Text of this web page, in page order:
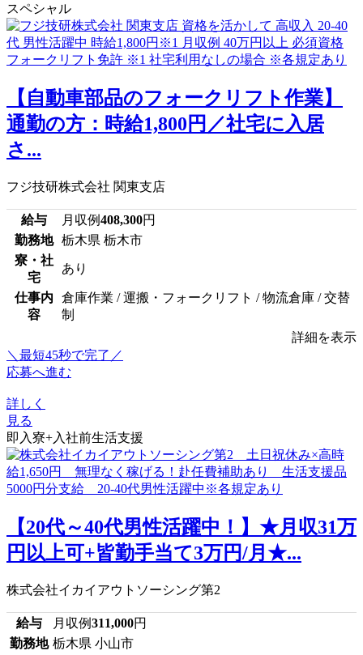
スペシャル
【自動車部品のフォークリフト作業】
通勤の方：時給1,800円／社宅に入居
さ...
フジ技研株式会社 関東支店
給与 月収例408,300円
勤務地
栃木県 栃木市
寮・社
宅
あり
仕事内
容
倉庫作業 / 運搬・フォークリフト / 物流倉庫 / 交替
制
詳細を表示
＼最短45秒で完了／
応募へ進む
詳しく
見る
即入寮+入社前生活支援
【20代～40代男性活躍中！】★月収31万
円以上可+皆勤手当て3万円/月★...
株式会社イカイアウトソーシング第2
給与 月収例311,000円
勤務地 栃木県 小山市